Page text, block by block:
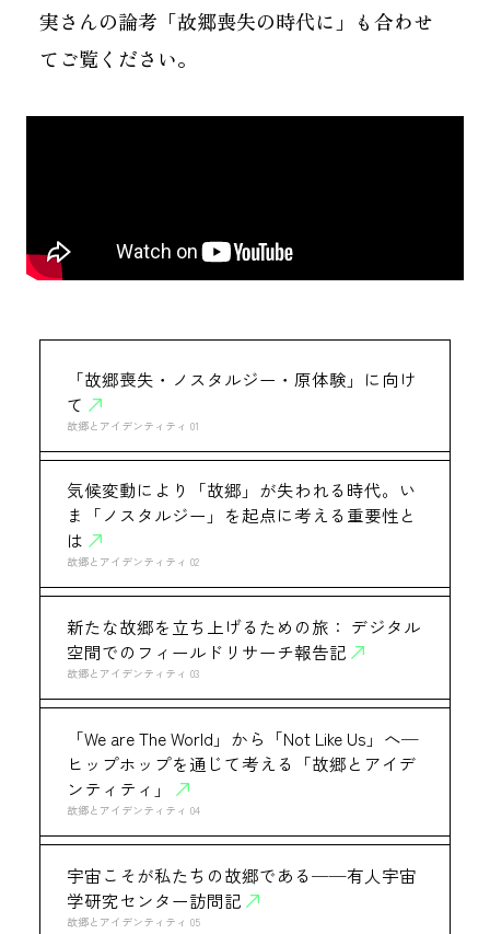
実さんの論考「故郷喪失の時代に」も合わせ
てご覧ください。
「故郷喪失・ノスタルジー・原体験」に向け
て
故郷とアイデンティティ 01
気候変動により「故郷」が失われる時代。い
ま「ノスタルジー」を起点に考える重要性と
は
故郷とアイデンティティ 02
新たな故郷を立ち上げるための旅： デジタル
空間でのフィールドリサーチ報告記
故郷とアイデンティティ 03
「We are The World」から「Not Like Us」へ─
ヒップホップを通じて考える「故郷とアイデ
ンティティ」
故郷とアイデンティティ 04
宇宙こそが私たちの故郷である──有人宇宙
学研究センター訪問記
故郷とアイデンティティ 05